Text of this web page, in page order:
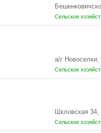
Сельское
а/г
Сельское
Шкловская
Сельское